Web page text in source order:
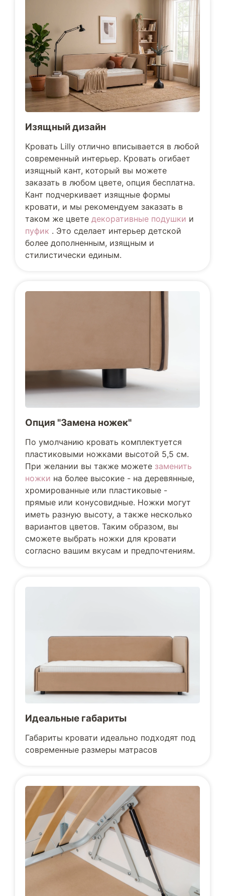
Изящный дизайн
Кровать Lilly отлично вписывается в любой
современный интерьер. Кровать огибает
изящный кант, который вы можете
заказать в любом цвете, опция бесплатна.
Кант подчеркивает изящные формы
кровати, и мы рекомендуем заказать в
таком же цвете декоративные подушки и
пуфик . Это сделает интерьер детской
более дополненным, изящным и
стилистически единым.
Опция "Замена ножек"
По умолчанию кровать комплектуется
пластиковыми ножками высотой 5,5 см.
При желании вы также можете заменить
ножки на более высокие - на деревянные,
хромированные или пластиковые -
прямые или конусовидные. Ножки могут
иметь разную высоту, а также несколько
вариантов цветов. Таким образом, вы
сможете выбрать ножки для кровати
согласно вашим вкусам и предпочтениям.
Идеальные габариты
Габариты кровати идеально подходят под
современные размеры матрасов